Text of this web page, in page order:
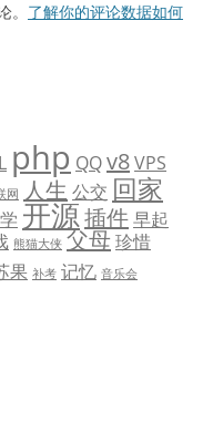
了解你的评论数据如何
php QQv8VPS
网 人生 公交 回家
开源插件早起
熊猫大侠 父母珍惜
果 补考 记忆 音乐会